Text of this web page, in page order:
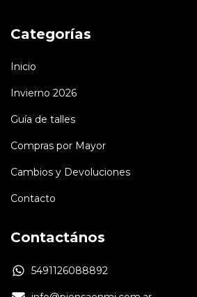
Categorías
Inicio
Invierno 2026
Guía de talles
Compras por Mayor
Cambios y Devoluciones
Contacto
Contactános
5491126088892